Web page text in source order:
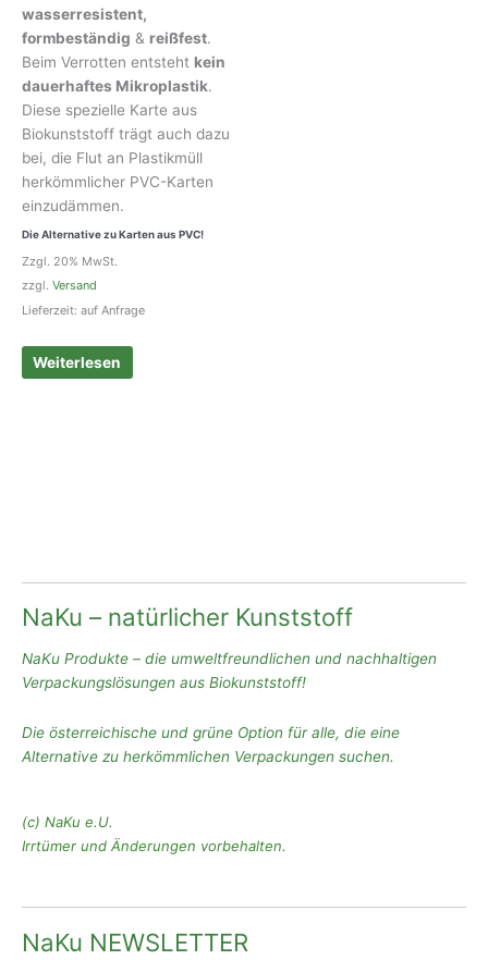
wasserresistent,
formbeständig & reißfest.
Beim Verrotten entsteht kein
dauerhaftes Mikroplastik.
Diese spezielle Karte aus
Biokunststoff trägt auch dazu
bei, die Flut an Plastikmüll
herkömmlicher PVC-Karten
einzudämmen.
Die Alternative zu Karten aus PVC!
Zzgl. 20% MwSt.
zzgl. Versand
Lieferzeit: auf Anfrage
Weiterlesen
NaKu – natürlicher Kunststoff
NaKu Produkte – die umweltfreundlichen und nachhaltigen
Verpackungslösungen aus Biokunststoff!
Die österreichische und grüne Option für alle, die eine
Alternative zu herkömmlichen Verpackungen suchen.
(c) NaKu e.U.
Irrtümer und Änderungen vorbehalten.
NaKu NEWSLETTER